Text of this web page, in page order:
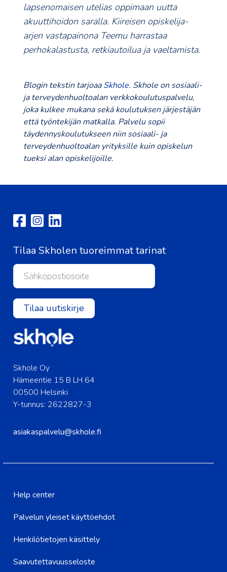
lapsenomaisen utelias oppimaan uutta
akuuttihoidon saralla. Kiireisen opiskelija-
arjen vastapainona Teemu harrastaa
perhokalastusta, retkiautoilua ja vaeltamista.
Blogin tekstin tarjoaaSkhole. Skhole on sosiaali-
ja terveydenhuoltoalan verkkokoulutuspalvelu,
joka kulkee mukana sekä koulutuksen järjestäjän
että työntekijän matkalla. Palvelu sopii
täydennyskoulutukseen niin sosiaali- ja
terveydenhuoltoalan yrityksille kuin opiskelun
tueksi alan opiskelijoille.
Skhole Oy
Hämeentie 15 B LH 64
00500 Helsinki
Y-tunnus: 2622827-3
asiakaspalvelu@skhole.fi
Tilaa Skholen tuoreimmat tarinat
Tilaa uutiskirje
Help center
Palvelun yleiset käyttöehdot
Henkilötietojen käsittely
Saavutettavuusseloste